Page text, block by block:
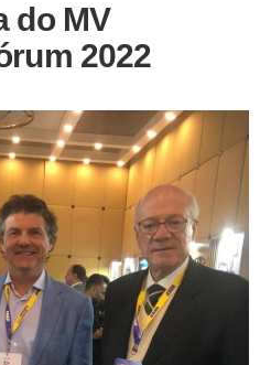
do MV
2022